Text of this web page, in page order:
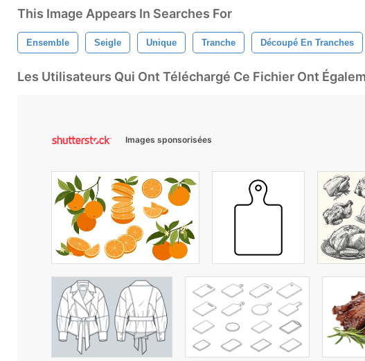
This Image Appears In Searches For
Ensemble Seigle Unique Tranche Découpé En Tranches
Les Utilisateurs Qui Ont Téléchargé Ce Fichier Ont
Images sponsorisées